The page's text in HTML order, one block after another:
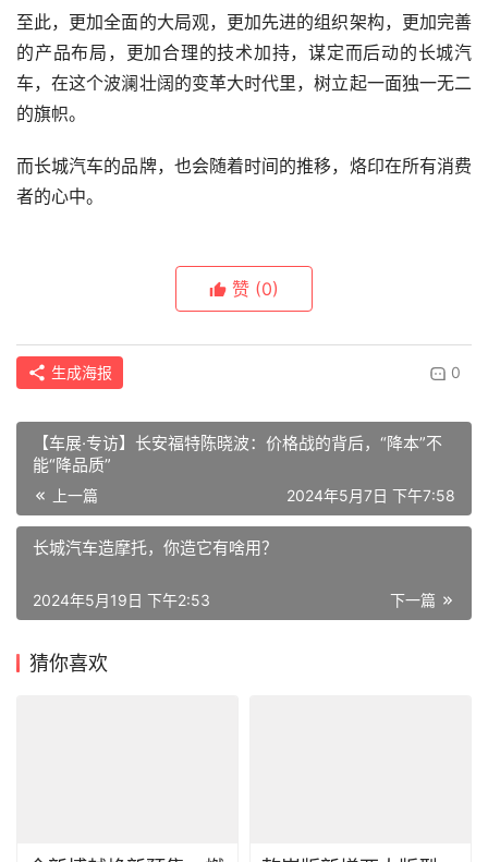
至此，更加全面的大局观，更加先进的组织架构，更加完善
的产品布局，更加合理的技术加持，谋定而后动的长城汽
车，在这个波澜壮阔的变革大时代里，树立起一面独一无二
的旗帜。
而长城汽车的品牌，也会随着时间的推移，烙印在所有消费
者的心中。
赞 (0)
生成海报 0
【车展·专访】长安福特陈晓波：价格战的背后，“降本”不
能“降品质”
上一篇 2024年5月7日 下午7:58
长城汽车造摩托，你造它有啥用？
下一篇
2024年5月19日 下午2:53
猜你喜欢